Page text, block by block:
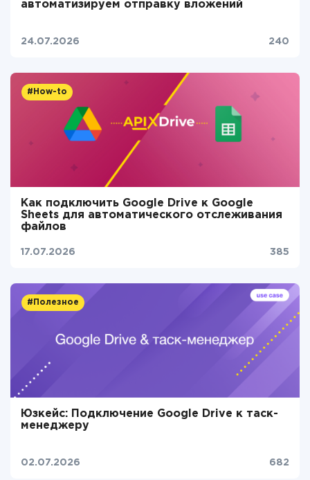
автоматизируем отправку вложений
24.07.2026 240
#How-to
Как подключить Google Drive к Google
Sheets для автоматического отслеживания
файлов
17.07.2026 385
#Полезное
Юзкейс: Подключение Google Drive к таск-
менеджеру
02.07.2026 682